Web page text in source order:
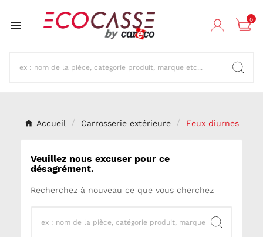
 0
Accueil Carrosserie extérieure Feux diurnes
Veuillez nous excuser pour ce
désagrément.
Recherchez à nouveau ce que vous cherchez